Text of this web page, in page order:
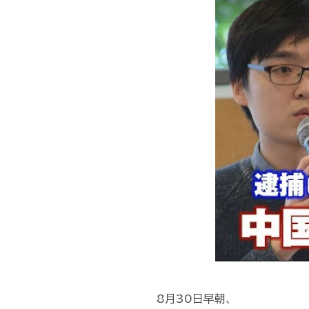
8月30日早朝、